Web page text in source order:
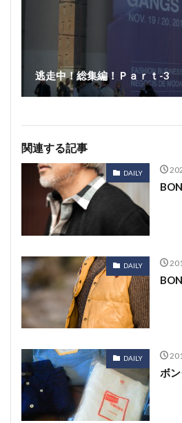
逃走中！総集編！Ｐａｒｔ-3
関連する記事
DAILY
DAILY
DAILY
ボン